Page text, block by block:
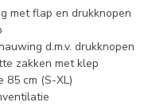
met flap en drukknopen
d.m.v. drukknopen
zakken met klep
85 cm (S-XL)